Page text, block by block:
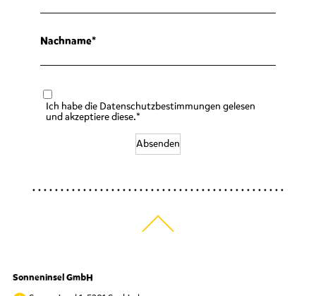
Nachname
Ich habe die Datenschutzbestimmungen gelesen
und akzeptiere diese.*
Absenden
Sonneninsel GmbH